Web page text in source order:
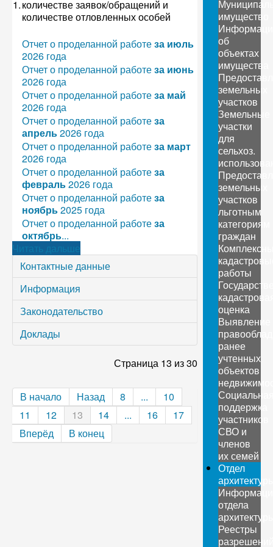
1.количестве заявок/обращений и
количестве отловленных особей
Отчет о проделанной работеза июль
2026 года
Отчет о проделанной работеза июнь
2026 года
Отчет о проделанной работеза май
2026 года
Отчет о проделанной работеза
апрель2026 года
Отчет о проделанной работеза март
2026 года
Отчет о проделанной работеза
февраль2026 года
Отчет о проделанной работеза
ноябрь2025 года
Отчет о проделанной работеза
октябрь...
Читать дальше
Контактные данные
Информация
Законодательство
Доклады
Страница 13 из 30
В начало Назад 8 ...
10
11
12 13 14 ... 16
17
Вперёд
В конец
имущество
об
объектах
имущества
земельных
участков
Земельные
участки
для
сельхоз.
земельных
участков
льготным
категориям
граждан
работы
оценка
Выявление
ранее
учтенных
объектов
поддержка
участников
СВО и
членов
их семей
Отдел
отдела
Реестры